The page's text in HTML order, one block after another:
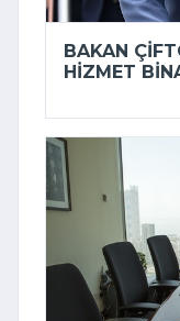
BAKAN
HIZMET